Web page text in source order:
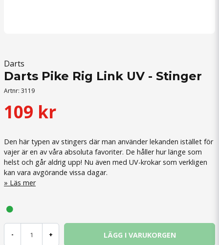
Darts
Darts Pike Rig Link UV - Stinger
Artnr: 3119
109 kr
Den här typen av stingers där man använder lekanden istället för
vajer är en av våra absoluta favoriter. De håller hur länge som
helst och går aldrig upp! Nu även med UV-krokar som verkligen
kan vara avgörande vissa dagar.
Läs mer
- + LÄGG I VARUKORGEN